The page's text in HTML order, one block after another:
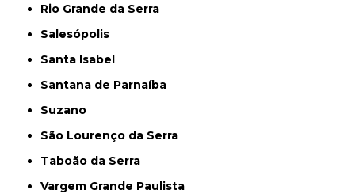
Rio Grande da Serra
Salesópolis
Santa Isabel
Santana de Parnaíba
Suzano
São Lourenço da Serra
Taboão da Serra
Vargem Grande Paulista